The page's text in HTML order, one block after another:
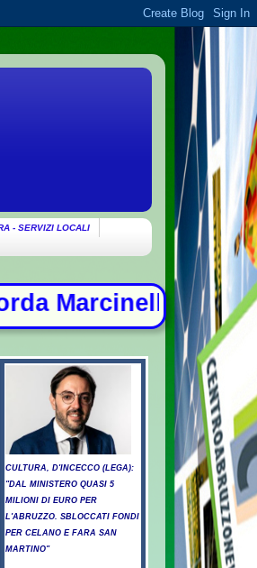
- SERVIZI LOCALI
spazio
CULTURA, D'INCECCO (LEGA):
"DAL MINISTERO QUASI 5
MILIONI DI EURO PER
L'ABRUZZO. SBLOCCATI FONDI
PER CELANO E FARA SAN
MARTINO"